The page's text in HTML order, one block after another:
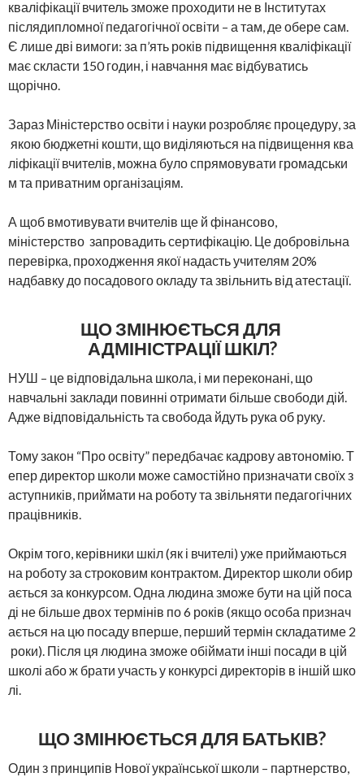
кваліфікації вчитель зможе проходити не в Інститутах
післядипломної педагогічної освіти – а там, де обере сам.
Є лише дві вимоги: за п’ять років підвищення кваліфікації
має скласти 150 годин, і навчання має відбуватись
щорічно.
Зараз Міністерство освіти і науки розробляє процедуру, за
якою бюджетні кошти, що виділяються на підвищення ква
ліфікації вчителів, можна було спрямовувати громадськи
м та приватним організаціям.
А щоб вмотивувати вчителів ще й фінансово,
міністерство запровадить сертифікацію. Це добровільна
перевірка, проходження якої надасть учителям 20%
надбавку до посадового окладу та звільнить від атестації.
ЩО ЗМІНЮЄТЬСЯ ДЛЯ
АДМІНІСТРАЦІЇ ШКІЛ?
НУШ – це відповідальна школа, і ми переконані, що
навчальні заклади повинні отримати більше свободи дій.
Адже відповідальність та свобода йдуть рука об руку.
Тому закон “Про освіту” передбачає кадрову автономію. Т
епер директор школи може самостійно призначати своїх з
аступників, приймати на роботу та звільняти педагогічних
працівників.
Окрім того, керівники шкіл (як і вчителі) уже приймаються
на роботу за строковим контрактом. Директор школи обир
ається за конкурсом. Одна людина зможе бути на цій поса
ді не більше двох термінів по 6 років (якщо особа признач
ається на цю посаду вперше, перший термін складатиме 2
роки). Після ця людина зможе обіймати інші посади в цій
школі або ж брати участь у конкурсі директорів в іншій шко
лі.
ЩО ЗМІНЮЄТЬСЯ ДЛЯ БАТЬКІВ?
Один з принципів Нової української школи – партнерство,